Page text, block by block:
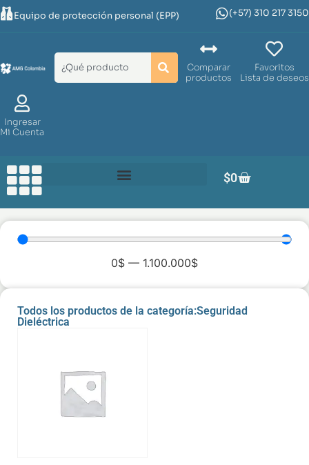
Equipo de protección personal (EPP) (+57) 310 217 3150
Comparar
productos
Favoritos
Lista de deseos
Ingresar
Mi Cuenta
$0
0$ — 1.100.000$
Todos los productos de la categoría:Seguridad
Dieléctrica